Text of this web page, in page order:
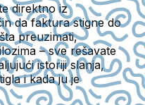
direktno iz
da faktura stigne do
preuzimati,
– sve rešavate
istoriji slanja,
i kada ju je